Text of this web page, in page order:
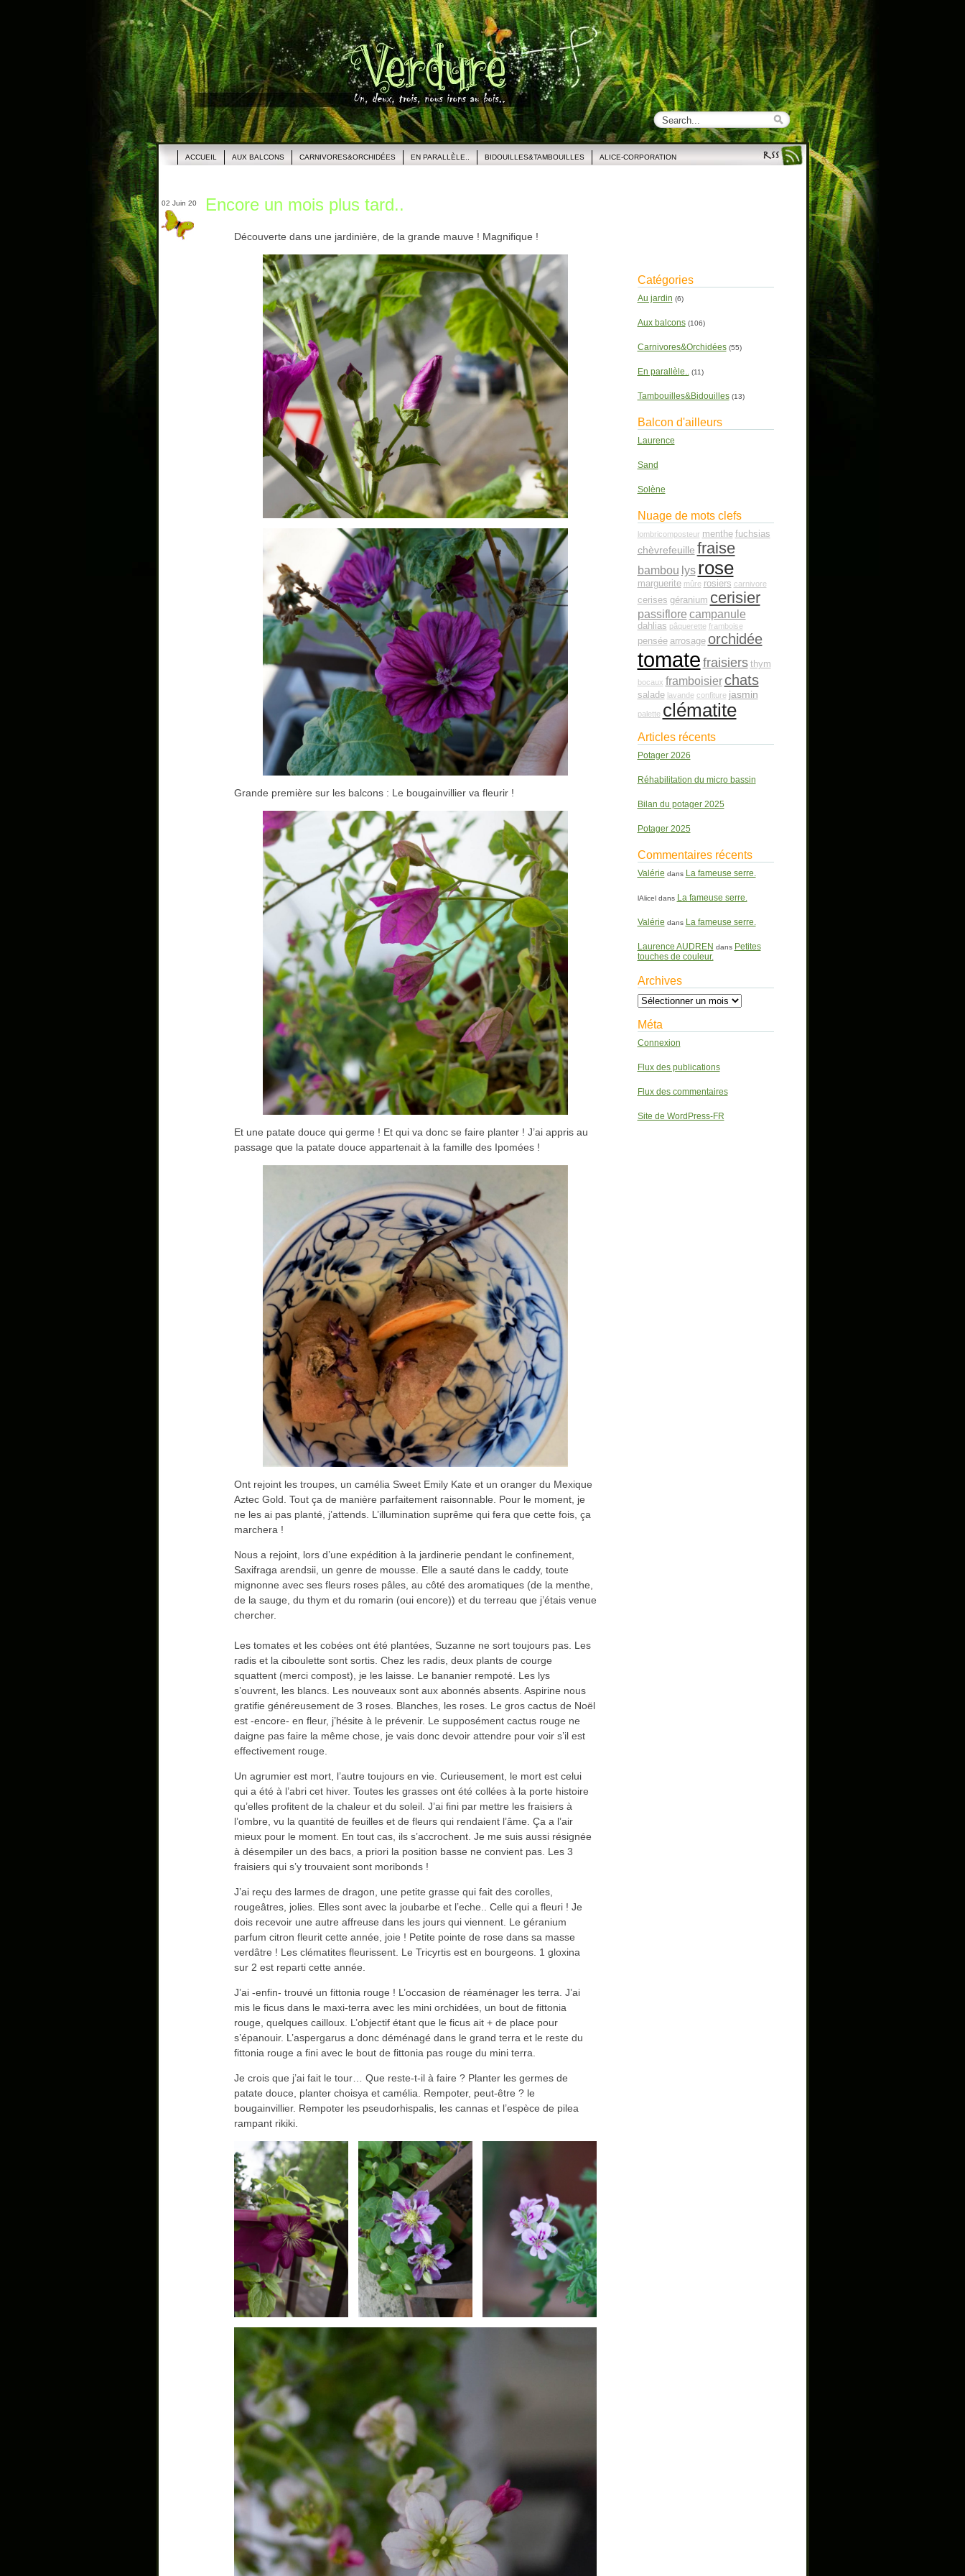
ACCUEIL AUX BALCONS CARNIVORES&ORCHIDÉES EN PARALLÈLE.. BIDOUILLES&TAMBOUILLES ALICE-CORPORATION
02 Juin 20 Encore un mois plus tard..
Découverte dans une jardinière, de la grande mauve ! Magnifique !
Grande première sur les balcons : Le bougainvillier va fleurir !
Et une patate douce qui germe ! Et qui va donc se faire planter ! J’ai appris au
passage que la patate douce appartenait à la famille des Ipomées !
Ont rejoint les troupes, un camélia Sweet Emily Kate et un oranger du Mexique
Aztec Gold. Tout ça de manière parfaitement raisonnable. Pour le moment, je
ne les ai pas planté, j’attends. L’illumination suprême qui fera que cette fois, ça
marchera !
Nous a rejoint, lors d’une expédition à la jardinerie pendant le confinement,
Saxifraga arendsii, un genre de mousse. Elle a sauté dans le caddy, toute
mignonne avec ses fleurs roses pâles, au côté des aromatiques (de la menthe,
de la sauge, du thym et du romarin (oui encore)) et du terreau que j’étais venue
chercher.
Les tomates et les cobées ont été plantées, Suzanne ne sort toujours pas. Les
radis et la ciboulette sont sortis. Chez les radis, deux plants de courge
squattent (merci compost), je les laisse. Le bananier rempoté. Les lys
s’ouvrent, les blancs. Les nouveaux sont aux abonnés absents. Aspirine nous
gratifie généreusement de 3 roses. Blanches, les roses. Le gros cactus de Noël
est -encore- en fleur, j’hésite à le prévenir. Le supposément cactus rouge ne
daigne pas faire la même chose, je vais donc devoir attendre pour voir s’il est
effectivement rouge.
Un agrumier est mort, l’autre toujours en vie. Curieusement, le mort est celui
qui a été à l’abri cet hiver. Toutes les grasses ont été collées à la porte histoire
qu’elles profitent de la chaleur et du soleil. J’ai fini par mettre les fraisiers à
l’ombre, vu la quantité de feuilles et de fleurs qui rendaient l’âme. Ça a l’air
mieux pour le moment. En tout cas, ils s’accrochent. Je me suis aussi résignée
à désempiler un des bacs, a priori la position basse ne convient pas. Les 3
fraisiers qui s’y trouvaient sont moribonds !
J’ai reçu des larmes de dragon, une petite grasse qui fait des corolles,
rougeâtres, jolies. Elles sont avec la joubarbe et l’eche.. Celle qui a fleuri ! Je
dois recevoir une autre affreuse dans les jours qui viennent. Le géranium
parfum citron fleurit cette année, joie ! Petite pointe de rose dans sa masse
verdâtre ! Les clématites fleurissent. Le Tricyrtis est en bourgeons. 1 gloxina
sur 2 est reparti cette année.
J’ai -enfin- trouvé un fittonia rouge ! L’occasion de réaménager les terra. J’ai
mis le ficus dans le maxi-terra avec les mini orchidées, un bout de fittonia
rouge, quelques cailloux. L’objectif étant que le ficus ait + de place pour
s’épanouir. L’aspergarus a donc déménagé dans le grand terra et le reste du
fittonia rouge a fini avec le bout de fittonia pas rouge du mini terra.
Je crois que j’ai fait le tour… Que reste-t-il à faire ? Planter les germes de
patate douce, planter choisya et camélia. Rempoter, peut-être ? le
bougainvillier. Rempoter les pseudorhispalis, les cannas et l’espèce de pilea
rampant rikiki.
Catégories
Au jardin (6)
Aux balcons(106)
Carnivores&Orchidées(55)
En parallèle.. (11)
Tambouilles&Bidouilles(13)
Balcon d'ailleurs
Laurence
Sand
Solène
Nuage de mots clefs
lombricomposteur menthe fuchsias
chèvrefeuille fraise
bambou lys rose
marguerite mûre rosiers carnivore
cerises géranium cerisier
passiflore campanule
dahlias pâquerette framboise
pensée arrosage orchidée
tomate fraisiers thym
bocaux framboisier chats
salade lavande confiture jasmin
palette clématite
Articles récents
Potager 2026
Réhabilitation du micro bassin
Bilan du potager 2025
Potager 2025
Commentaires récents
Valérie dans La fameuse serre.
lAliceldans La fameuse serre.
Valérie dans La fameuse serre.
Laurence AUDREN dans Petites
touches de couleur.
Archives
Archives
Méta
Connexion
Flux des publications
Flux des commentaires
Site de WordPress-FR